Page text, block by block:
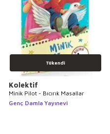
Tükendi
Kolektif
Minik Pilot - Bıcırık Masallar
Genç Damla Yayınevi